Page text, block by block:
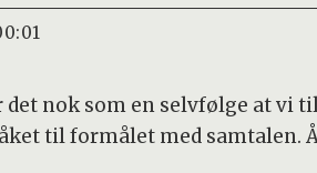
det nok som en selvfølge at
til formålet med samtalen.